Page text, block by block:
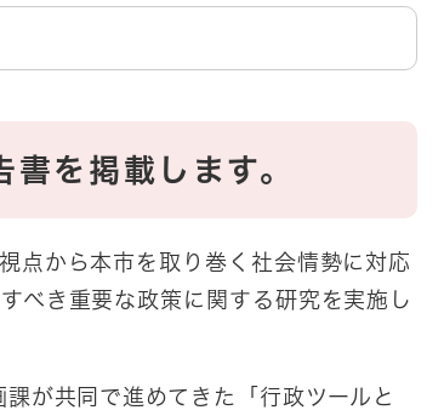
を掲載します。
点から本市を取り巻く社会情勢に対応
べき重要な政策に関する研究を実施し
が共同で進めてきた「行政ツールと